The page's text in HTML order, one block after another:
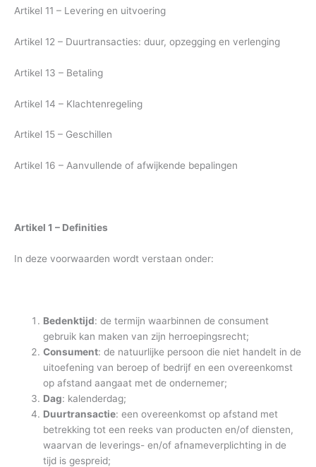
Artikel 11 – Levering en uitvoering
Artikel 12 – Duurtransacties: duur, opzegging en verlenging
Artikel 13 – Betaling
Artikel 14 – Klachtenregeling
Artikel 15 – Geschillen
Artikel 16 – Aanvullende of afwijkende bepalingen
Artikel 1 – Definities
In deze voorwaarden wordt verstaan onder:
Bedenktijd: de termijn waarbinnen de consument
gebruik kan maken van zijn herroepingsrecht;
Consument: de natuurlijke persoon die niet handelt in de
uitoefening van beroep of bedrijf en een overeenkomst
op afstand aangaat met de ondernemer;
Dag: kalenderdag;
Duurtransactie: een overeenkomst op afstand met
betrekking tot een reeks van producten en/of diensten,
waarvan de leverings- en/of afnameverplichting in de
tijd is gespreid;